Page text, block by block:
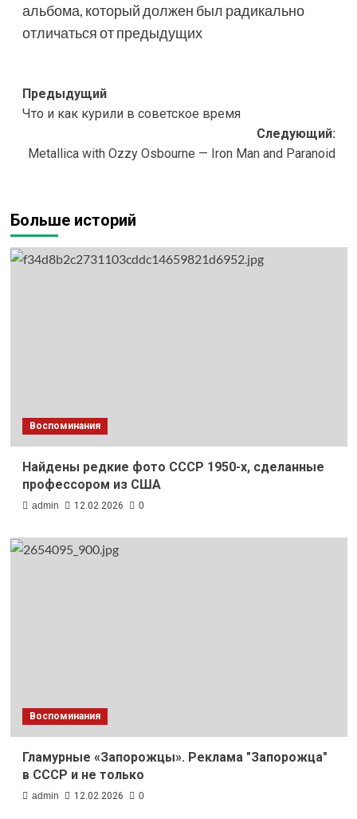
альбома, который должен был радикально
отличаться от предыдущих
Навигация
записи
Предыдущий
Что и как курили в советское время
Следующий:
Metallica with Ozzy Osbourne — Iron Man and Paranoid
Больше историй
Воспоминания
Найдены редкие фото СССР 1950-х, сделанные
профессором из США
admin 12.02.2026 0
Воспоминания
Гламурные «Запорожцы». Реклама "Запорожца"
в СССР и не только
admin 12.02.2026 0